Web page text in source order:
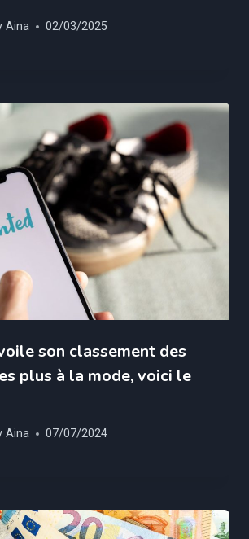
Aina 02/03/2025
son classement des
plus à la mode, voici le
Aina 07/07/2024